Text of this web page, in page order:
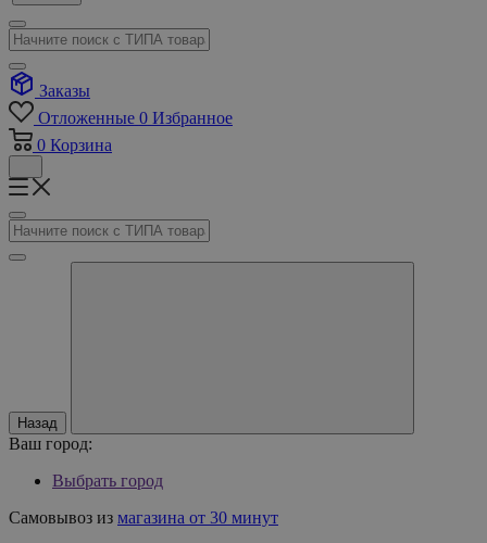
Заказы
Отложенные 0 Избранное
0 Корзина
Назад
Ваш город:
Выбрать город
Самовывоз из магазина от 30 минут